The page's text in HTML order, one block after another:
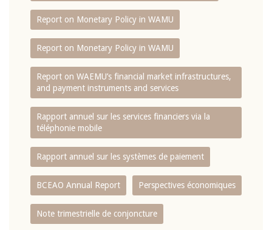
Report on Monetary Policy in WAMU
Report on Monetary Policy in WAMU
Report on WAEMU’s financial market infrastructures,
and payment instruments and services
Rapport annuel sur les services financiers via la
téléphonie mobile
Rapport annuel sur les systèmes de paiement
BCEAO Annual Report Perspectives économiques
Note trimestrielle de conjoncture